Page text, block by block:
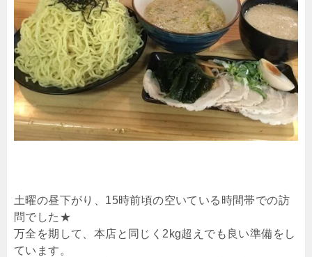
土曜の昼下がり、15時前頃の空いている時間帯での訪
問でした★
万全を期して、本店と同じく2kg超えでも良い準備をし
ています。